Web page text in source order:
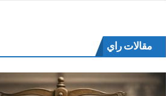
مقالات راي